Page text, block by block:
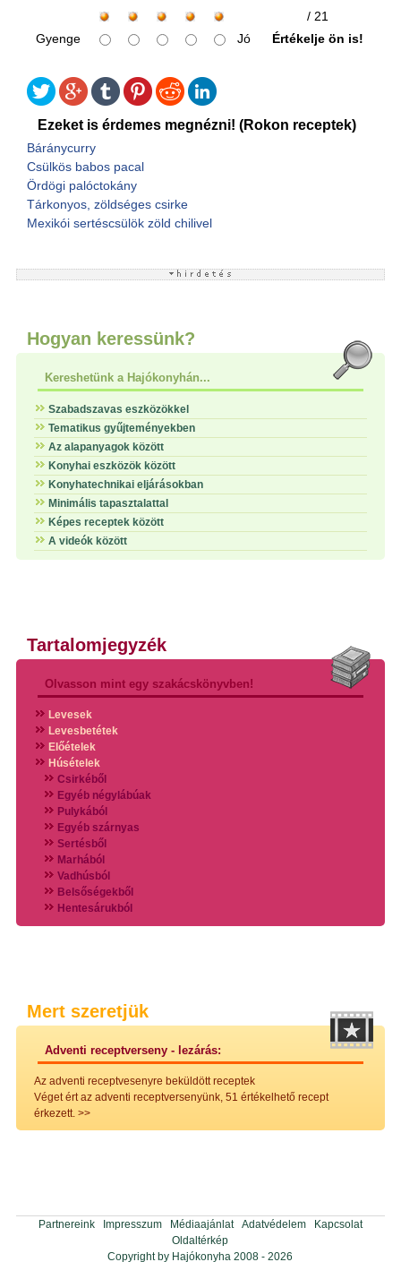
/ 21
Gyenge
Jó Értékelje ön is!
Ezeket is érdemes megnézni! (Rokon receptek)
Báránycurry
Csülkös babos pacal
Ördögi palóctokány
Tárkonyos, zöldséges csirke
Mexikói sertéscsülök zöld chilivel
Hogyan keressünk?
Kereshetünk a Hajókonyhán...
Szabadszavas eszközökkel
Tematikus gyűjteményekben
Az alapanyagok között
Konyhai eszközök között
Konyhatechnikai eljárásokban
Minimális tapasztalattal
Képes receptek között
A videók között
Tartalomjegyzék
Olvasson mint egy szakácskönyvben!
Levesek
Levesbetétek
Előételek
Húsételek
Csirkéből
Egyéb négylábúak
Pulykából
Egyéb szárnyas
Sertésből
Marhából
Vadhúsból
Belsőségekből
Hentesárukból
Vadszárnyasokból
Köretek
Klasszikus főzelékek
Zöldséges ételek
Hidegkonyhai készítmények
Főtt tészták
Zsiradékban sült tészták
Sütőben sült tészták
Házi befőzés
Pácok
Fűszerkeverékek, ízesítők
Mert szeretjük
Adventi receptverseny - lezárás:
Az adventi receptvesenyre beküldött receptek
Véget ért az adventi receptversenyünk, 51 értékelhető recept
érkezett. >>
Partnereink Impresszum Médiaajánlat Adatvédelem
Kapcsolat
Oldaltérkép
Copyright by Hajókonyha 2008 - 2026